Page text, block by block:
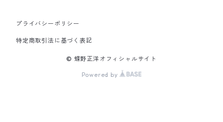
プライバシーポリシー
特定商取引法に基づく表記
© 蝶野正洋オフィシャルサイト
Powered by